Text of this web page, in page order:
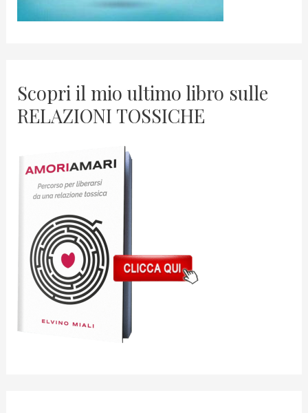
Scopri il mio ultimo libro sulle
RELAZIONI TOSSICHE